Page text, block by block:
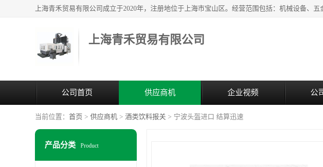
上海青禾贸易有限公司
公司首页 供应商机 企业视频 公
当前位置： 首页 > 供应商机 > 酒类饮料报关 > 宁波头盔进口 结算迅速
产品分类 Product